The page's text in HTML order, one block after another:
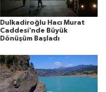
Dulkadiroğlu Hacı Murat
Caddesi’nde Büyük
Dönüşüm Başladı